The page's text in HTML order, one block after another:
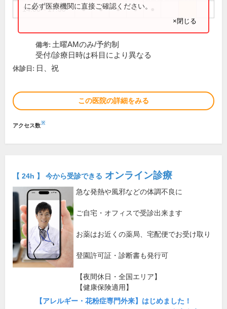
14:00～17:30 ● ● ● ●
に必ず医療機関に直接ご確認ください。
×閉じる
備考: 土曜AMのみ/予約制
受付/診療日時は科目により異なる
休診日: 日、祝
この医院の詳細をみる
アクセス数※
【 24h 】 今から受診できる オンライン診療
急な発熱や風邪などの体調不良に
ご自宅・オフィスで受診出来ます
お薬はお近くの薬局、宅配便でお受け取り
登園許可証・診断書も発行可
【夜間休日・全国エリア】
【健康保険適用】
【アレルギー・花粉症専門外来】はじめました！